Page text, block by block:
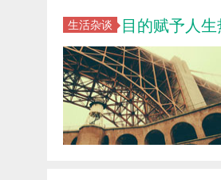
生活杂谈 目的赋予人生